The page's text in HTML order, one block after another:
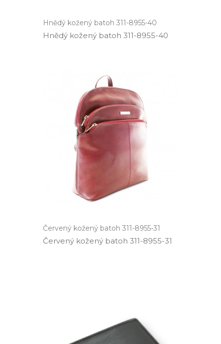
Hnědý kožený batoh 311-8955-40
Hnědý kožený batoh 311­-8955­-40
Červený kožený batoh 311-8955-31
Červený kožený batoh 311­-8955­-31